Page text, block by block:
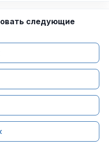
следующие